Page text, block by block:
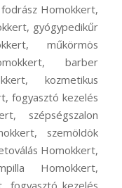
Homokkert,
gyógypedikűr
műkörmös
barber
kozmetikus
fogyasztó kezelés
szépségszalon
szemöldök
Homokkert,
Homokkert,